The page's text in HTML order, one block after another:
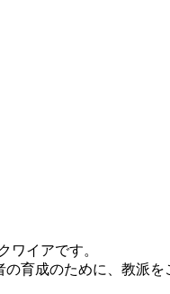
ワイアです。
育成のために、教派を